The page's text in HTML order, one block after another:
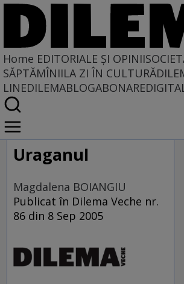
Home EDITORIALE ȘI OPINII
SĂPTĂMÎNIILA ZI ÎN CULTURĂ
LINEDILEMABLOGABONARE
Home
EDITORIALE ȘI OPINII
PE CE LUME TRĂIM
Uraganul
Magdalena BOIANGIU
Publicat în Dilema Veche nr.
86 din 8 Sep 2005